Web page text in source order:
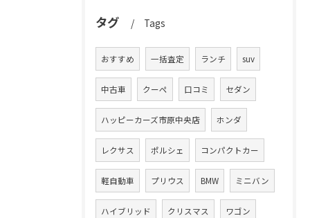
タグ Tags
おすすめ 一括査定 ランチ suv
中古車 クーペ 口コミ セダン
ハッピーカーズ市原中央店 ホンダ
レクサス ポルシェ コンパクトカー
軽自動車 プリウス BMW ミニバン
ハイブリッド クリスマス ワゴン